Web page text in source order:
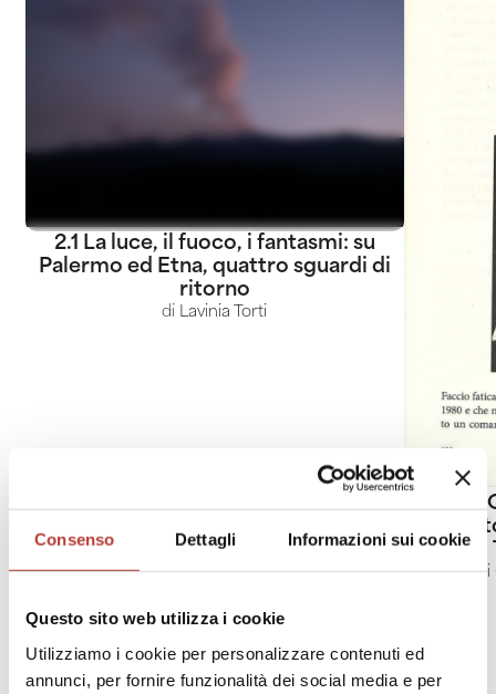
Consenso Dettagli Informazioni sui cookie
Questo sito web utilizza i cookie
Utilizziamo i cookie per personalizzare contenuti ed
annunci, per fornire funzionalità dei social media e per
2.1 La luce, il fuoco, i fantasmi: su
Palermo ed Etna, quattro sguardi di
ritorno
di Lavinia Torti
2.2
di